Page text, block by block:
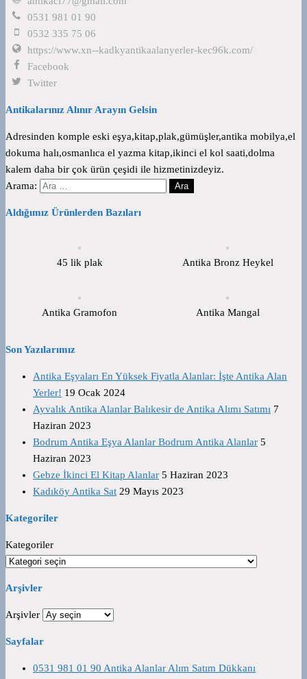
0531 981 01 90
0532 335 75 06
https://www.xn--kadkyantikaalanyerler-kec96k.com/
Facebook
Twitter
Antikalarınız Alınır Arayın Gelsin
Adresinden komple eski eşya,kitap,plak,gümüşler,antika mobilya,el
dokuma halı,osmanlıca el yazma kitap,ikinci el kol saati,dolma
kalem daha bir çok ürün çeşidi ile hizmetinizdeyiz.
Arama:
Aldığımız Ürünlerden Bazıları
45 lik plak Antika Bronz Heykel
Antika Gramofon Antika Mangal
Son Yazılarımız
Antika Eşyaları En Yüksek Fiyatla Alanlar: İşte Antika Alan
Yerler! 19 Ocak 2024
Ayvalık Antika Alanlar Balıkesir de Antika Alımı Satımı 7
Haziran 2023
Bodrum Antika Eşya Alanlar Bodrum Antika Alanlar 5
Haziran 2023
Gebze İkinci El Kitap Alanlar 5 Haziran 2023
Kadıköy Antika Sat 29 Mayıs 2023
Kategoriler
Kategoriler
Arşivler
Arşivler
Sayfalar
0531 981 01 90 Antika Alanlar Alım Satım Dükkanı